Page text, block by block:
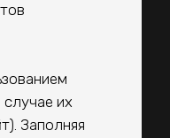
их
Заполняя